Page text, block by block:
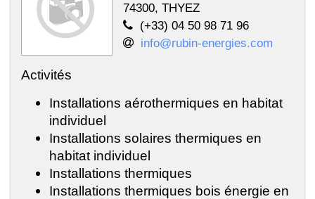
74300, THYEZ
(+33) 04 50 98 71 96
info@rubin-energies.com
Activités
Installations aérothermiques en habitat
individuel
Installations solaires thermiques en
habitat individuel
Installations thermiques
Installations thermiques bois énergie en